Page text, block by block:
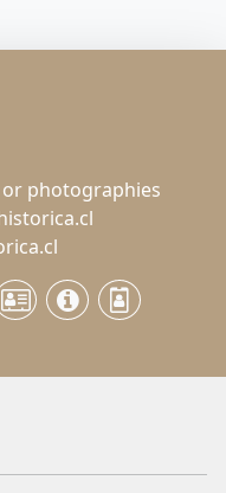
photographies